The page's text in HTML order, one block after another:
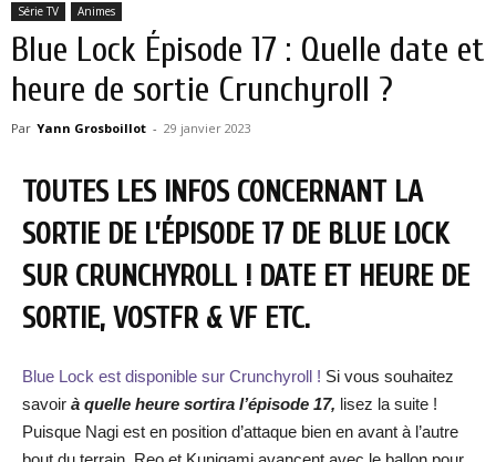
Série TV Animes
Blue Lock Épisode 17 : Quelle date et
heure de sortie Crunchyroll ?
Par Yann Grosboillot - 29 janvier 2023
TOUTES LES INFOS CONCERNANT LA
SORTIE DE L’ÉPISODE 17 DE BLUE LOCK
SUR CRUNCHYROLL ! DATE ET HEURE DE
SORTIE, VOSTFR & VF ETC.
Blue Lock est disponible sur Crunchyroll ! Si vous souhaitez
savoir à quelle heure sortira l’épisode 17, lisez la suite !
Puisque Nagi est en position d’attaque bien en avant à l’autre